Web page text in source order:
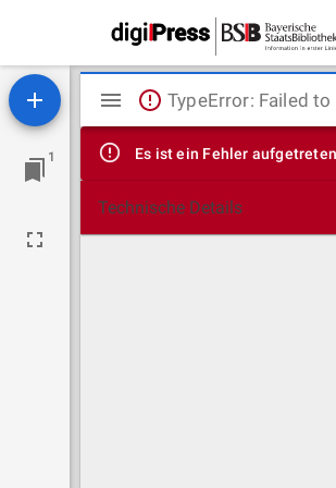
1
Mirador
Viewer
TypeError: Failed
Es ist ein Fehler aufgetreten
Technische Details